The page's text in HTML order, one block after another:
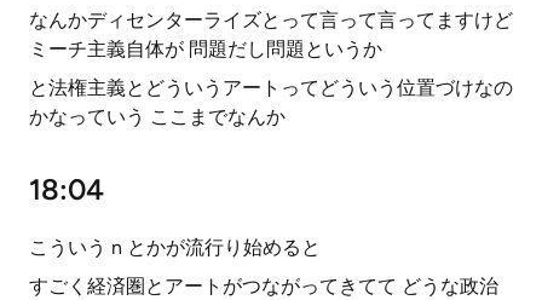
なんかディセンターライズとって言って言ってますけど
ミーチ主義自体が 問題だし問題というか
と法権主義とどういうアートってどういう位置づけなの
かなっていう ここまでなんか
18:04
こういう n とかが流行り始めると
すごく経済圏とアートがつながってきてて どうな政治